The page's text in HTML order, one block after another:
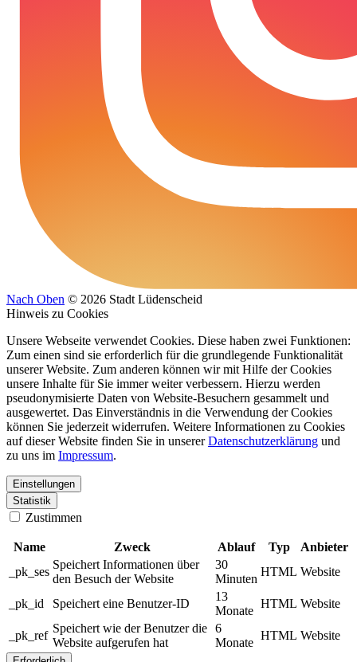
Nach Oben © 2026 Stadt Lüdenscheid
Hinweis zu Cookies
Unsere Webseite verwendet Cookies. Diese haben zwei Funktionen:
Zum einen sind sie erforderlich für die grundlegende Funktionalität
unserer Website. Zum anderen können wir mit Hilfe der Cookies
unsere Inhalte für Sie immer weiter verbessern. Hierzu werden
pseudonymisierte Daten von Website-Besuchern gesammelt und
ausgewertet. Das Einverständnis in die Verwendung der Cookies
können Sie jederzeit widerrufen. Weitere Informationen zu Cookies
auf dieser Website finden Sie in unsererDatenschutzerklärung und
zu uns im Impressum.
Einstellungen
Statistik
Zustimmen
Name Zweck Ablauf Typ
Anbieter
_pk_ses
Speichert Informationen über
den Besuch der Website
30
Minuten
HTML Website
_pk_id Speichert eine Benutzer-ID
13
Monate
HTML Website
_pk_ref
Speichert wie der Benutzer die
Website aufgerufen hat
6
Monate
HTML Website